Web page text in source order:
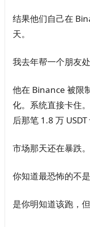
结果他们自己在
天。
我去年帮一个朋友处
他在 Binance 被限
化。系统直接卡住
后那笔 1.8 万 USDT
市场那天还在暴跌。
你知道最恐怖的不是
是你明知道该跑，